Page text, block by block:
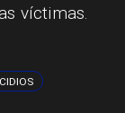
víctimas.